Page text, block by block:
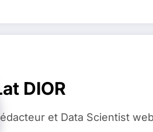
DIOR
et Data Scientist